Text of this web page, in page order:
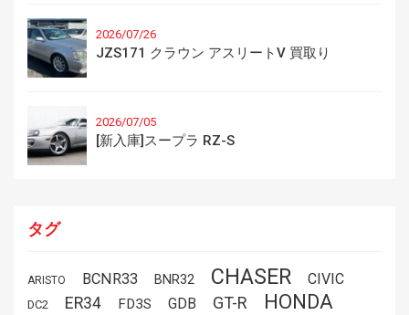
2026/07/26
JZS171 クラウン アスリートV 買取り
2026/07/05
[新入庫]スープラ RZ-S
タグ
ARISTO BCNR33 BNR32 CHASER CIVIC
DC2 ER34 FD3S GDB GT-R HONDA